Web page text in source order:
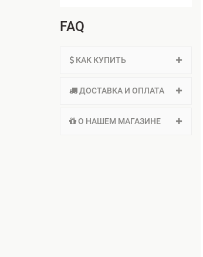
FAQ
КАК КУПИТЬ
ДОСТАВКА И ОПЛАТА
О НАШЕМ МАГАЗИНЕ